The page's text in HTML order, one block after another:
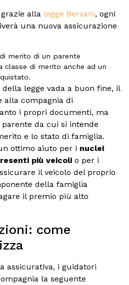
alla legge Bersani, ogni
una nuova assicurazione
merito di un parente
classe di merito anche ad un
legge vada a buon fine, il
alla compagnia di
i propri documenti, ma
da cui si intende
e lo stato di famiglia.
ottimo aiuto per i nuclei
più veicoli o per i
il veicolo del proprio
della famiglia
il premio più alto
come
assicurativa, i guidatori
la seguente